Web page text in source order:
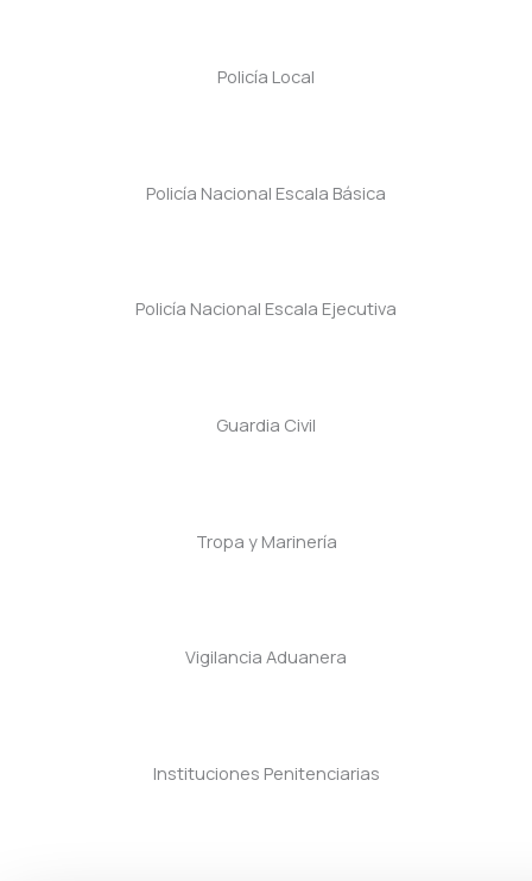
Policía Local
Policía Nacional Escala Básica
Policía Nacional Escala Ejecutiva
Guardia Civil
Tropa y Marinería
Vigilancia Aduanera
Instituciones Penitenciarias